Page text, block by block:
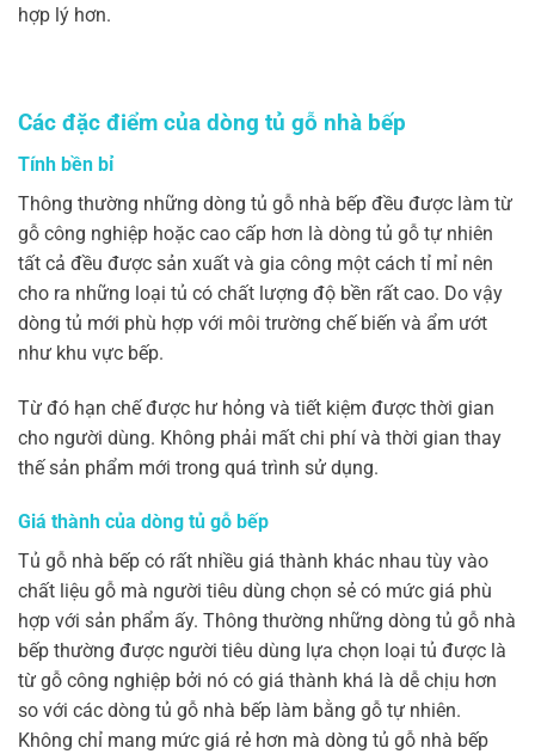
hợp lý hơn.
Các đặc điểm của dòng tủ gỗ nhà bếp
Tính bền bỉ
Thông thường những dòng tủ gỗ nhà bếp đều được làm từ
gỗ công nghiệp hoặc cao cấp hơn là dòng tủ gỗ tự nhiên
tất cả đều được sản xuất và gia công một cách tỉ mỉ nên
cho ra những loại tủ có chất lượng độ bền rất cao. Do vậy
dòng tủ mới phù hợp với môi trường chế biến và ẩm ướt
như khu vực bếp.
Từ đó hạn chế được hư hỏng và tiết kiệm được thời gian
cho người dùng. Không phải mất chi phí và thời gian thay
thế sản phẩm mới trong quá trình sử dụng.
Giá thành của dòng tủ gỗ bếp
Tủ gỗ nhà bếp có rất nhiều giá thành khác nhau tùy vào
chất liệu gỗ mà người tiêu dùng chọn sẻ có mức giá phù
hợp với sản phẩm ấy. Thông thường những dòng tủ gỗ nhà
bếp thường được người tiêu dùng lựa chọn loại tủ được là
từ gỗ công nghiệp bởi nó có giá thành khá là dễ chịu hơn
so với các dòng tủ gỗ nhà bếp làm bằng gỗ tự nhiên.
Không chỉ mang mức giá rẻ hơn mà dòng tủ gỗ nhà bếp